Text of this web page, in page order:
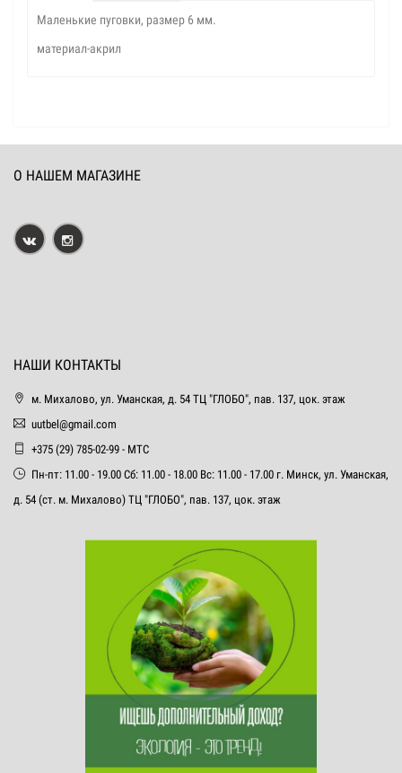
Маленькие пуговки, размер 6 мм.
материал-акрил
О НАШЕМ МАГАЗИНЕ
НАШИ КОНТАКТЫ
м. Михалово, ул. Уманская, д. 54 ТЦ "ГЛОБО", пав. 137, цок. этаж
uutbel@gmail.com
+375 (29) 785-02-99 - МТС
Пн-пт: 11.00 - 19.00 Сб: 11.00 - 18.00 Вс: 11.00 - 17.00 г. Минск, ул. Уманская,
д. 54 (ст. м. Михалово) ТЦ "ГЛОБО", пав. 137, цок. этаж